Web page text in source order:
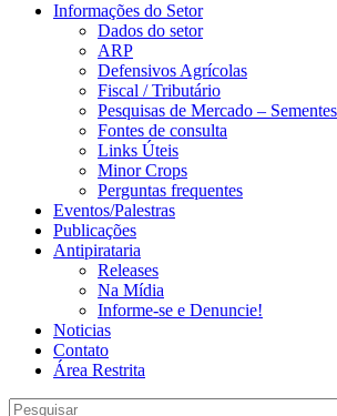
Informações do Setor
Dados do setor
ARP
Defensivos Agrícolas
Fiscal / Tributário
Pesquisas de Mercado –
Fontes de consulta
Links Úteis
Minor Crops
Perguntas frequentes
Eventos/Palestras
Publicações
Antipirataria
Releases
Na Mídia
Informe-se e Denuncie!
Noticias
Contato
Área Restrita